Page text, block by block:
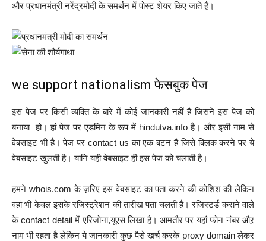
और प्रधानमंत्री नरेंद्रमोदी के समर्थन में पोस्ट शेयर किए जाते हैं।
we support nationalism फेसबुक पेज
इस पेज पर किसी व्यक्ति के बारे में कोई जानकारी नहीं है जिसने इस पेज को
बनाया हो। हां पेज पर एडमिन के रूप में hindutva.info है। और इसी नाम से
वेबसाइट भी है। पेज पर contact us का एक बटन है जिसे क्लिक करने पर ये
वेबसाइट खुलती है। यानि यही वेबसाइट ही इस पेज को चलाती है।
हमने whois.com के ज़रिए इस वेबसाइट का पता करने की कोशिश की लेकिन
वहां भी केवल इसके रजिस्ट्रेशन की तारीख पता चलती है। रजिस्टर्ड कराने वाले
के contact detail में एरिजोना,यूएस लिखा है। आमतौर पर यहां फोन नंबर औऱ
नाम भी रहता है लेकिन ये जानकारी कुछ पैसे खर्च करके proxy domain लेकर